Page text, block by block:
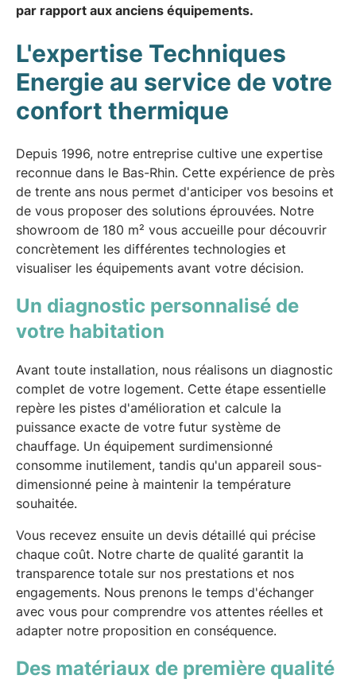
par rapport aux anciens équipements.
L'expertise Techniques
Energie au service de votre
confort thermique
Depuis 1996, notre entreprise cultive une expertise
reconnue dans le Bas-Rhin. Cette expérience de près
de trente ans nous permet d'anticiper vos besoins et
de vous proposer des solutions éprouvées. Notre
showroom de 180 m² vous accueille pour découvrir
concrètement les différentes technologies et
visualiser les équipements avant votre décision.
Un diagnostic personnalisé de
votre habitation
Avant toute installation, nous réalisons un diagnostic
complet de votre logement. Cette étape essentielle
repère les pistes d'amélioration et calcule la
puissance exacte de votre futur système de
chauffage. Un équipement surdimensionné
consomme inutilement, tandis qu'un appareil sous-
dimensionné peine à maintenir la température
souhaitée.
Vous recevez ensuite un devis détaillé qui précise
chaque coût. Notre charte de qualité garantit la
transparence totale sur nos prestations et nos
engagements. Nous prenons le temps d'échanger
avec vous pour comprendre vos attentes réelles et
adapter notre proposition en conséquence.
Des matériaux de première qualité